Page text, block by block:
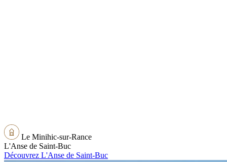
Le Minihic-sur-Rance
L'Anse de Saint-Buc
Découvrez L'Anse de Saint-Buc